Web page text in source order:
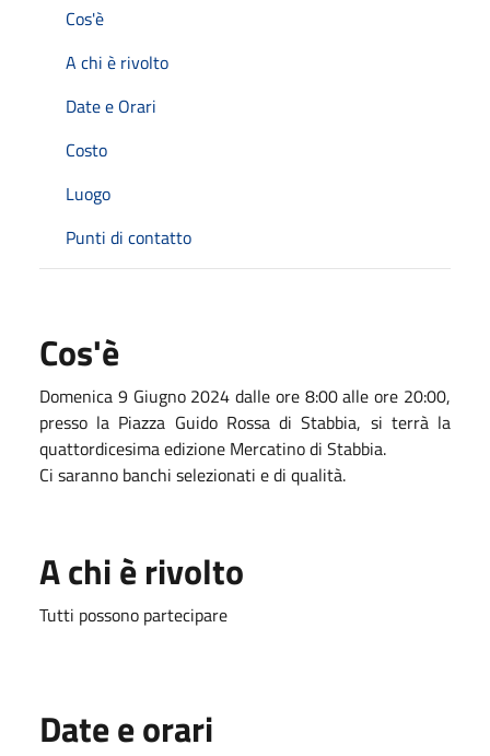
Cos'è
A chi è rivolto
Date e Orari
Costo
Luogo
Punti di contatto
Cos'è
Domenica 9 Giugno 2024 dalle ore 8:00 alle ore 20:00,
presso la Piazza Guido Rossa di Stabbia, si terrà la
quattordicesima edizione Mercatino di Stabbia.
Ci saranno banchi selezionati e di qualità.
A chi è rivolto
Tutti possono partecipare
Date e orari